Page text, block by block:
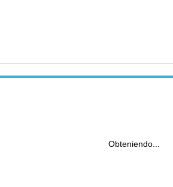
Obteniendo...